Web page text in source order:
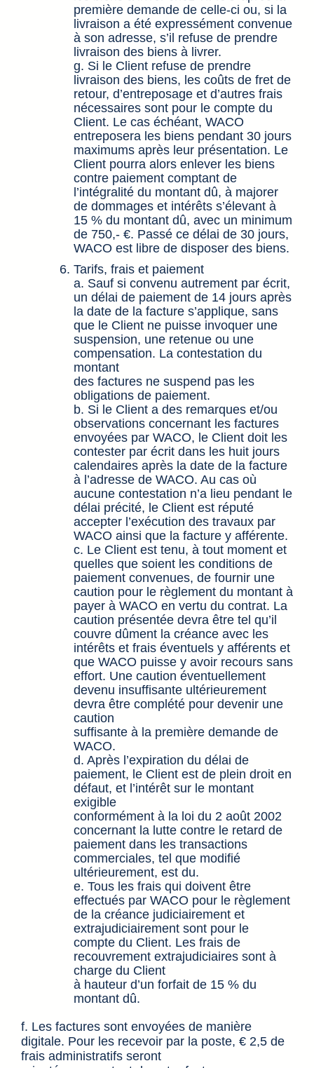
première demande de celle-ci ou, si la
livraison a été expressément convenue
à son adresse, s’il refuse de prendre
livraison des biens à livrer.
g. Si le Client refuse de prendre
livraison des biens, les coûts de fret de
retour, d’entreposage et d’autres frais
nécessaires sont pour le compte du
Client. Le cas échéant, WACO
entreposera les biens pendant 30 jours
maximums après leur présentation. Le
Client pourra alors enlever les biens
contre paiement comptant de
l’intégralité du montant dû, à majorer
de dommages et intérêts s’élevant à
15 % du montant dû, avec un minimum
de 750,- €. Passé ce délai de 30 jours,
WACO est libre de disposer des biens.
Tarifs, frais et paiement
a. Sauf si convenu autrement par écrit,
un délai de paiement de 14 jours après
la date de la facture s’applique, sans
que le Client ne puisse invoquer une
suspension, une retenue ou une
compensation. La contestation du
montant
des factures ne suspend pas les
obligations de paiement.
b. Si le Client a des remarques et/ou
observations concernant les factures
envoyées par WACO, le Client doit les
contester par écrit dans les huit jours
calendaires après la date de la facture
à l’adresse de WACO. Au cas où
aucune contestation n’a lieu pendant le
délai précité, le Client est réputé
accepter l’exécution des travaux par
WACO ainsi que la facture y afférente.
c. Le Client est tenu, à tout moment et
quelles que soient les conditions de
paiement convenues, de fournir une
caution pour le règlement du montant à
payer à WACO en vertu du contrat. La
caution présentée devra être tel qu’il
couvre dûment la créance avec les
intérêts et frais éventuels y afférents et
que WACO puisse y avoir recours sans
effort. Une caution éventuellement
devenu insuffisante ultérieurement
devra être complété pour devenir une
caution
suffisante à la première demande de
WACO.
d. Après l’expiration du délai de
paiement, le Client est de plein droit en
défaut, et l’intérêt sur le montant
exigible
conformément à la loi du 2 août 2002
concernant la lutte contre le retard de
paiement dans les transactions
commerciales, tel que modifié
ultérieurement, est du.
e. Tous les frais qui doivent être
effectués par WACO pour le règlement
de la créance judiciairement et
extrajudiciairement sont pour le
compte du Client. Les frais de
recouvrement extrajudiciaires sont à
charge du Client
à hauteur d’un forfait de 15 % du
montant dû.
f. Les factures sont envoyées de manière
digitale. Pour les recevoir par la poste, € 2,5 de
frais administratifs seront